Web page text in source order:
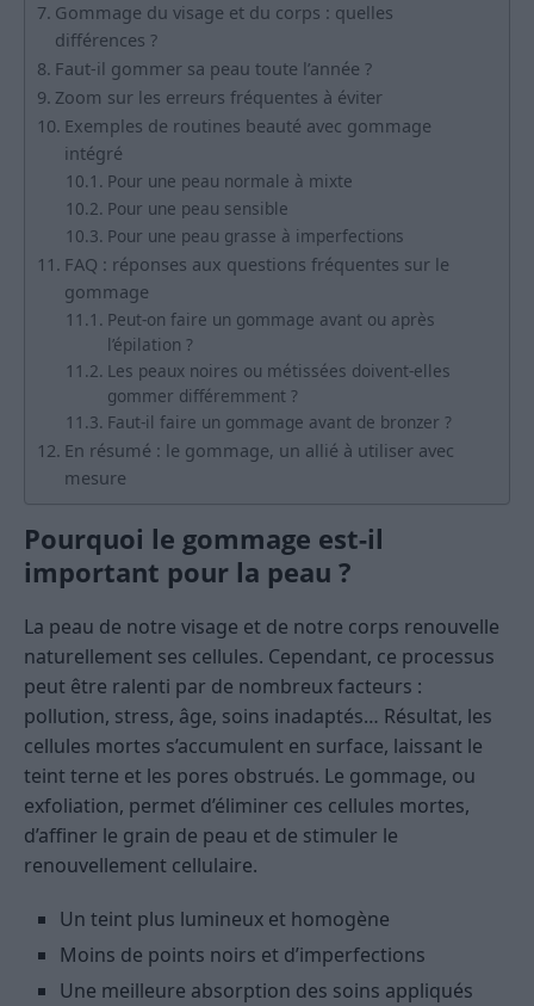
Gommage du visage et du corps : quelles
différences ?
Faut-il gommer sa peau toute l’année ?
Zoom sur les erreurs fréquentes à éviter
Exemples de routines beauté avec gommage
intégré
Pour une peau normale à mixte
Pour une peau sensible
Pour une peau grasse à imperfections
FAQ : réponses aux questions fréquentes sur le
gommage
Peut-on faire un gommage avant ou après
l’épilation ?
Les peaux noires ou métissées doivent-elles
gommer différemment ?
Faut-il faire un gommage avant de bronzer ?
En résumé : le gommage, un allié à utiliser avec
mesure
Pourquoi le gommage est-il
important pour la peau ?
La peau de notre visage et de notre corps renouvelle
naturellement ses cellules. Cependant, ce processus
peut être ralenti par de nombreux facteurs :
pollution, stress, âge, soins inadaptés… Résultat, les
cellules mortes s’accumulent en surface, laissant le
teint terne et les pores obstrués. Le gommage, ou
exfoliation, permet d’éliminer ces cellules mortes,
d’affiner le grain de peau et de stimuler le
renouvellement cellulaire.
Un teint plus lumineux et homogène
Moins de points noirs et d’imperfections
Une meilleure absorption des soins appliqués